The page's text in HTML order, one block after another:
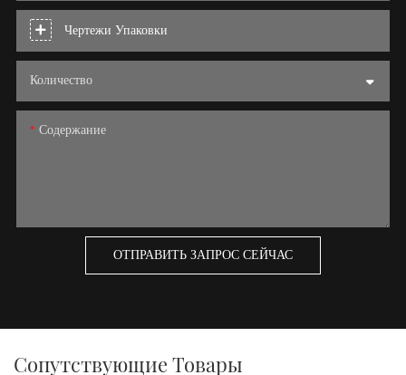
Чертежи Упаковки
Количество
Содержание
ОТПРАВИТЬ ЗАПРОС СЕЙЧАС
Сопутствующие Товары